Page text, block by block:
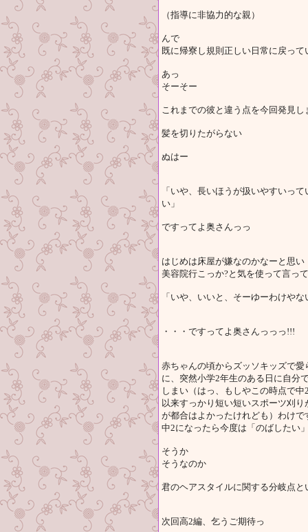
（指導に非協力的な親）
んで
既に帰寮し規則正しい日常に戻って
あっ
そーそー
これまでの彼と違う点を今回発見し
髪を切りたがらない
ぬはー
「いや、長いほうが扱いやすいっ
い」
ですってよ奥さんっっ
はじめは床屋が嫌なのかなーと思い
美容院行こっか?と気を使って言っ
「いや、いいと、そーゆーわけや
・・・ですってよ奥さんっっっ!!!
赤ちゃんの頃からズッソキッズで
に、突然小学2年生のある日に自分
しまい（はっ、もしやこの時点で中
以来すっかり短い短いスポーツ刈
が都合はよかったけれども）わけで
中2になったら今度は「のばしたい
そうか
そうなのか
君のヘアスタイルに関する分岐点
次回高2編、乞うご期待っ